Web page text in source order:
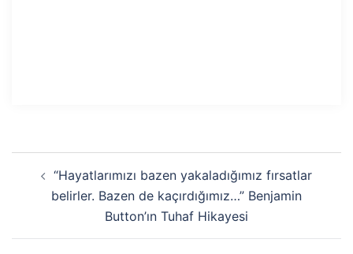
dolaşımı“Hayatlarımızı bazen yakaladığımız fırsatlar
belirler. Bazen de kaçırdığımız…” Benjamin
Button’ın Tuhaf Hikayesi